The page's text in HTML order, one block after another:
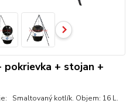
+ stojan +
Smaltovaný kotlík. Objem: 16 L.